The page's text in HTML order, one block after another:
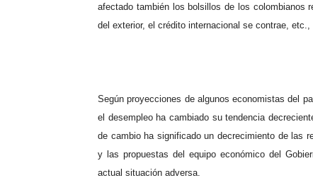
afectado también los bolsillos de los colombianos
del exterior, el crédito internacional se contrae, etc.,
Según proyecciones de algunos economistas del
el desempleo ha cambiado su tendencia
de cambio ha significado un decrecimiento de las
y las propuestas del equipo económico del
actual situación adversa.